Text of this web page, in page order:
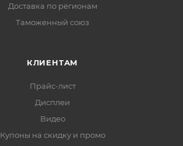
Доставка по регионам
Таможенный союз
КЛИЕНТАМ
Прайс-лист
Дисплеи
Видео
Купоны на скидку и промо